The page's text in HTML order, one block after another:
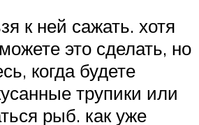
к ней сажать. хотя
это сделать, но
когда будете
трупики или
рыб. как уже